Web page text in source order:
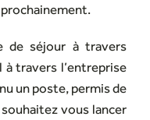
de séjour à travers
travers l’entreprise
un poste, permis de
vous lancer